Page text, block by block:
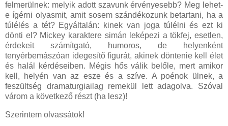
felmerülnek: melyik adott szavunk érvényesebb? Meg lehet-
e ígérni olyasmit, amit sosem szándékozunk betartani, ha a
túlélés a tét? Egyáltalán: kinek van joga túlélni és ezt ki
dönti el? Mickey karaktere simán leképezi a tökfej, esetlen,
érdekeit számítgató, humoros, de helyenként
tenyérbemászóan idegesítő figurát, akinek döntenie kell élet
és halál kérdéseiben. Mégis hős válik belőle, mert amikor
kell, helyén van az esze és a szíve. A poénok ülnek, a
feszültség dramaturgiailag remekül lett adagolva. Szóval
várom a következő részt (ha lesz)!
Szerintem olvassátok!